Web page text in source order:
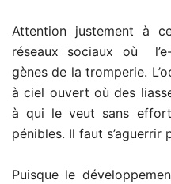
Attention justement à
réseaux sociaux où
gènes de la tromperie.
à ciel ouvert où des
à qui le veut sans
pénibles. Il faut s’aguerrir
Puisque le